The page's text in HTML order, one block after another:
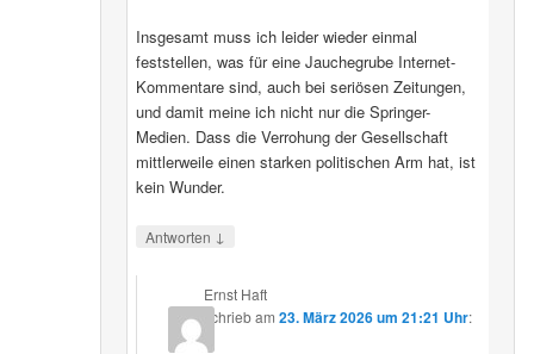
Insgesamt muss ich leider wieder einmal
feststellen, was für eine Jauchegrube Internet-
Kommentare sind, auch bei seriösen Zeitungen,
und damit meine ich nicht nur die Springer-
Medien. Dass die Verrohung der Gesellschaft
mittlerweile einen starken politischen Arm hat, ist
kein Wunder.
Antworten ↓
Ernst Haft
schriebam23. März 2026 um 21:21 Uhr: